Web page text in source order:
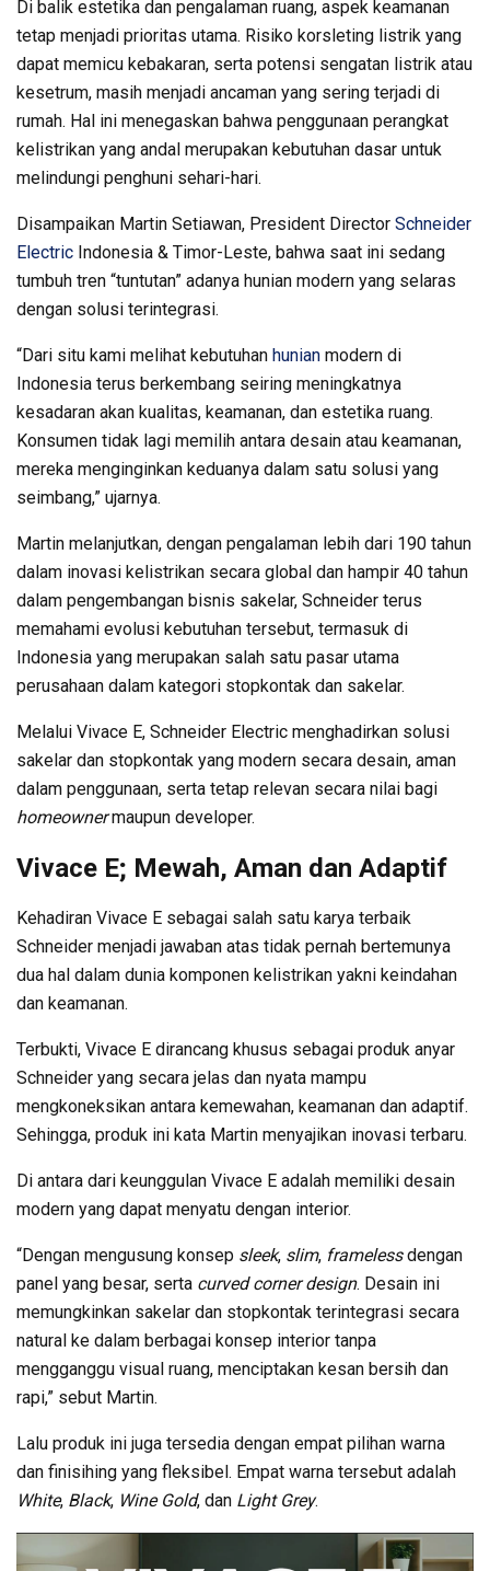
Di balik estetika dan pengalaman ruang, aspek keamanan
tetap menjadi prioritas utama. Risiko korsleting listrik yang
dapat memicu kebakaran, serta potensi sengatan listrik atau
kesetrum, masih menjadi ancaman yang sering terjadi di
rumah. Hal ini menegaskan bahwa penggunaan perangkat
kelistrikan yang andal merupakan kebutuhan dasar untuk
melindungi penghuni sehari-hari.
Disampaikan Martin Setiawan, President Director Schneider
Electric Indonesia & Timor-Leste, bahwa saat ini sedang
tumbuh tren “tuntutan” adanya hunian modern yang selaras
dengan solusi terintegrasi.
“Dari situ kami melihat kebutuhan hunian modern di
Indonesia terus berkembang seiring meningkatnya
kesadaran akan kualitas, keamanan, dan estetika ruang.
Konsumen tidak lagi memilih antara desain atau keamanan,
mereka menginginkan keduanya dalam satu solusi yang
seimbang,” ujarnya.
Martin melanjutkan, dengan pengalaman lebih dari 190 tahun
dalam inovasi kelistrikan secara global dan hampir 40 tahun
dalam pengembangan bisnis sakelar, Schneider terus
memahami evolusi kebutuhan tersebut, termasuk di
Indonesia yang merupakan salah satu pasar utama
perusahaan dalam kategori stopkontak dan sakelar.
Melalui Vivace E, Schneider Electric menghadirkan solusi
sakelar dan stopkontak yang modern secara desain, aman
dalam penggunaan, serta tetap relevan secara nilai bagi
homeownermaupun developer.
Vivace E; Mewah, Aman dan Adaptif
Kehadiran Vivace E sebagai salah satu karya terbaik
Schneider menjadi jawaban atas tidak pernah bertemunya
dua hal dalam dunia komponen kelistrikan yakni keindahan
dan keamanan.
Terbukti, Vivace E dirancang khusus sebagai produk anyar
Schneider yang secara jelas dan nyata mampu
mengkoneksikan antara kemewahan, keamanan dan adaptif.
Sehingga, produk ini kata Martin menyajikan inovasi terbaru.
Di antara dari keunggulan Vivace E adalah memiliki desain
modern yang dapat menyatu dengan interior.
“Dengan mengusung konsep sleek, slim, framelessdengan
panel yang besar, serta curved corner design. Desain ini
memungkinkan sakelar dan stopkontak terintegrasi secara
natural ke dalam berbagai konsep interior tanpa
mengganggu visual ruang, menciptakan kesan bersih dan
rapi,” sebut Martin.
Lalu produk ini juga tersedia dengan empat pilihan warna
dan finisihing yang fleksibel. Empat warna tersebut adalah
White, Black, Wine Gold, dan Light Grey.